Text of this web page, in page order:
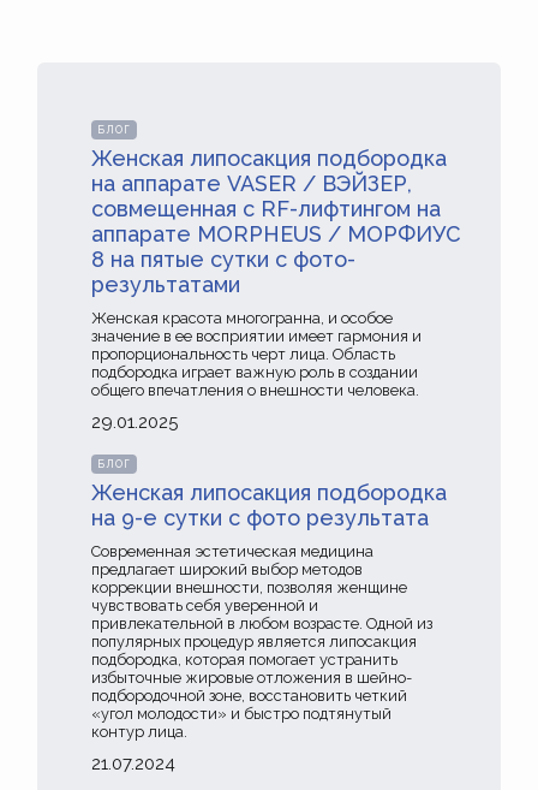
БЛОГ
Женская липосакция подбородка
на аппарате VASER / ВЭЙЗЕР,
совмещенная с RF-лифтингом на
аппарате MORPHEUS / МОРФИУС
8 на пятые сутки с фото-
результатами
Женская красота многогранна, и особое
значение в ее восприятии имеет гармония и
пропорциональность черт лица. Область
подбородка играет важную роль в создании
общего впечатления о внешности человека.
29.01.2025
БЛОГ
Женская липосакция подбородка
на 9-е сутки с фото результата
Современная эстетическая медицина
предлагает широкий выбор методов
коррекции внешности, позволяя женщине
чувствовать себя уверенной и
привлекательной в любом возрасте. Одной из
популярных процедур является липосакция
подбородка, которая помогает устранить
избыточные жировые отложения в шейно-
подбородочной зоне, восстановить четкий
«угол молодости» и быстро подтянутый
контур лица.
21.07.2024